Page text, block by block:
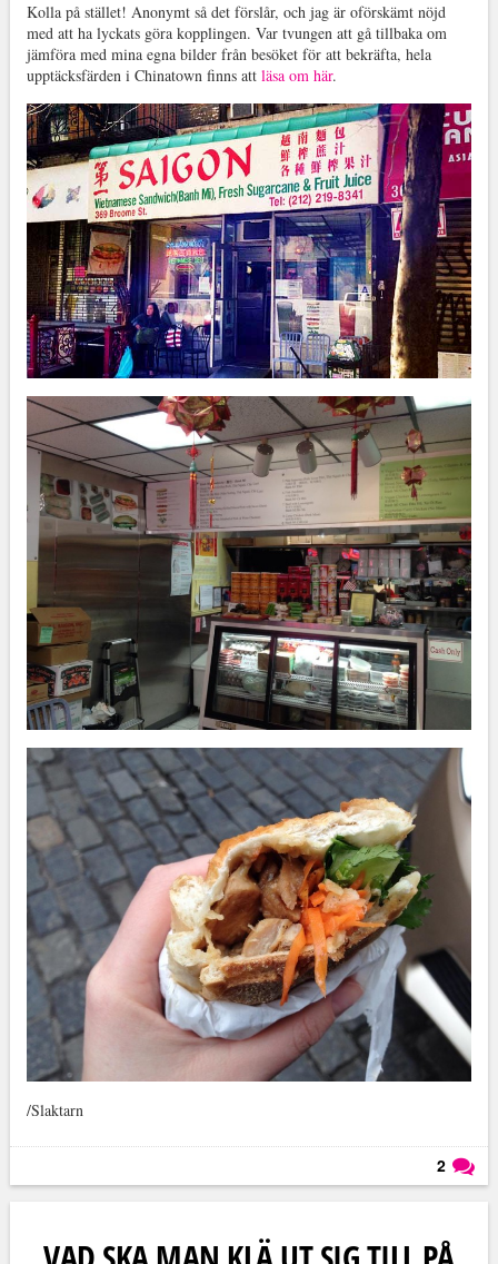
Kolla på stället! Anonymt så det förslår, och jag är oförskämt nöjd
med att ha lyckats göra kopplingen. Var tvungen att gå tillbaka om
jämföra med mina egna bilder från besöket för att bekräfta, hela
upptäcksfärden i Chinatown finns att läsa om här.
/Slaktarn
2